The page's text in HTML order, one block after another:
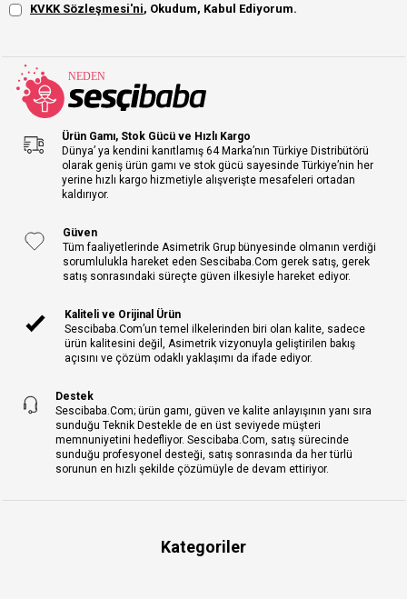
KVKK Sözleşmesi'ni, Okudum, Kabul Ediyorum.
Ürün Gamı, Stok Gücü ve Hızlı Kargo
Dünya’ ya kendini kanıtlamış 64 Marka’nın Türkiye Distribütörü
olarak geniş ürün gamı ve stok gücü sayesinde Türkiye’nin her
yerine hızlı kargo hizmetiyle alışverişte mesafeleri ortadan
kaldırıyor.
Güven
Tüm faaliyetlerinde Asimetrik Grup bünyesinde olmanın verdiği
sorumlulukla hareket eden Sescibaba.Com gerek satış, gerek
satış sonrasındaki süreçte güven ilkesiyle hareket ediyor.
Kaliteli ve Orijinal Ürün
Sescibaba.Com’un temel ilkelerinden biri olan kalite, sadece
ürün kalitesini değil, Asimetrik vizyonuyla geliştirilen bakış
açısını ve çözüm odaklı yaklaşımı da ifade ediyor.
Destek
Sescibaba.Com; ürün gamı, güven ve kalite anlayışının yanı sıra
sunduğu Teknik Destekle de en üst seviyede müşteri
memnuniyetini hedefliyor. Sescibaba.Com, satış sürecinde
sunduğu profesyonel desteği, satış sonrasında da her türlü
sorunun en hızlı şekilde çözümüyle de devam ettiriyor.
Kategoriler